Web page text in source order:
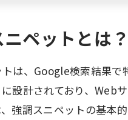
ニペットとは
は、Google検索結果で
設計されており、Web
強調スニペットの基本